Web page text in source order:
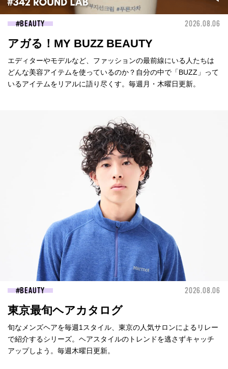
BEAUTY 2026.08.06
アガる！MY BUZZ BEAUTY
エディターやモデルなど、ファッションの最前線にいる人たちは
どんな美容アイテムを使っているのか？自分の中で「BUZZ」って
いるアイテムをリアルに語り尽くす。毎週月・木曜日更新。
BEAUTY 2026.08.06
東京最旬ヘアカタログ
旬なメンズヘアを毎週1スタイル、東京の人気サロンによるリレー
で紹介するシリーズ。ヘアスタイルのトレンドを逃さずキャッチ
アップしよう。毎週木曜日更新。